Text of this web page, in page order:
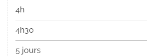
4h
4h30
5 jours